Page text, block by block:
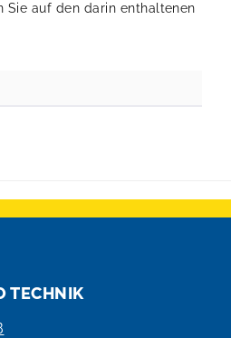
Sie auf den darin enthaltenen
TECHNIK